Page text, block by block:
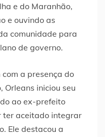
e do Maranhão,
e ouvindo as
comunidade para
de governo.
a presença do
Orleans iniciou seu
ao ex-prefeito
ter aceitado integrar
Ele destacou a